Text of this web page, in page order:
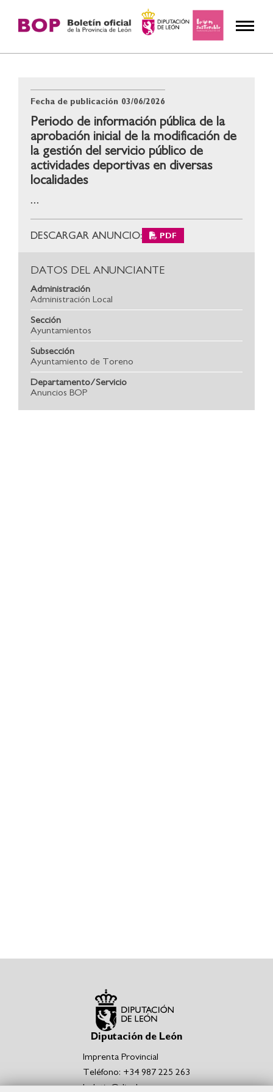
Periodo de información pública de la
aprobación inicial de la modificación de
la gestión del servicio público de
actividades deportivas en diversas
localidades
...
Fecha de publicación 03/06/2026
DESCARGAR ANUNCIO: PDF
DATOS DEL ANUNCIANTE
Administración
Administración Local
Sección
Ayuntamientos
Subsección
Ayuntamiento de Toreno
Departamento/Servicio
Anuncios BOP
Diputación de León
Imprenta Provincial
Teléfono: +34 987 225 263
boletin@dipuleon.es